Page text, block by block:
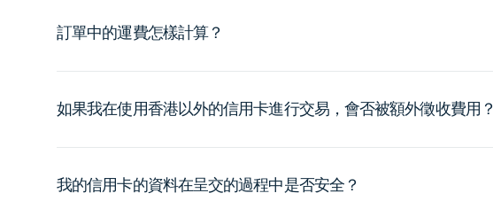
訂單中的運費怎樣計算？
如果我在使用香港以外的信用卡進行交易，會否被額外徵收費用？
我的信用卡的資料在呈交的過程中是否安全？